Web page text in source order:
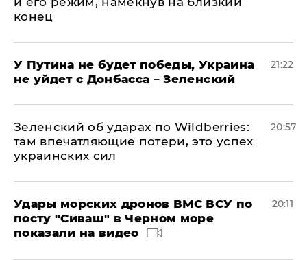
конец
У Путина не будет победы, Украина
не уйдет с Донбасса – Зеленский
21:22
Зеленский об ударах по Wildberries:
там впечатляющие потери, это успех
украинских сил
20:57
Удары морских дронов ВМС ВСУ по
посту "Сиваш" в Черном море
показали на видео
20:11